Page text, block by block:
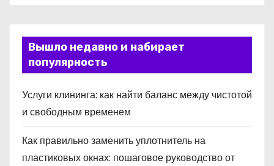
Вышло недавно и набирает
популярность
Услуги клининга: как найти баланс между чистотой
и свободным временем
Как правильно заменить уплотнитель на
пластиковых окнах: пошаговое руководство от